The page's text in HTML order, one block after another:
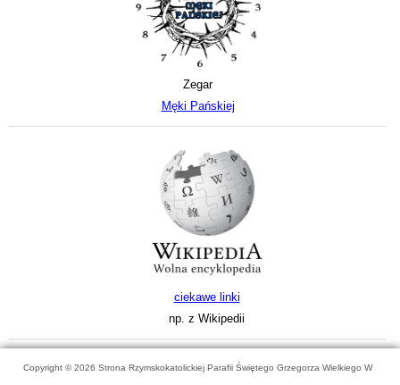
Zegar
Męki Pańskiej
ciekawe linki
np. z Wikipedii
Copyright © 2026 Strona Rzymskokatolickiej Parafii Świętego Grzegorza Wielkiego W